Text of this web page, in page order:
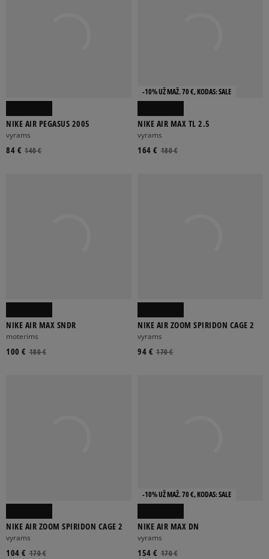
NIKE AIR PEGASUS 2005
vyrams
140 €
84 €
-10% UŽ MAŽ. 70 €, KODAS: SALE
NIKE AIR MAX TL 2.5
vyrams
180 €
164 €
NIKE AIR MAX SNDR
moterims
180 €
100 €
NIKE AIR ZOOM SPIRIDON CAGE 2
vyrams
170 €
94 €
NIKE AIR ZOOM SPIRIDON CAGE 2
vyrams
170 €
104 €
-10% UŽ MAŽ. 70 €, KODAS: SALE
NIKE AIR MAX DN
vyrams
170 €
154 €